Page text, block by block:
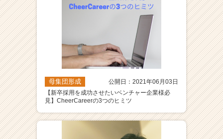
母集団形成
公開日：2021年06月03日
【新卒採用を成功させたいベンチャー企業様必
見】CheerCareerの3つのヒミツ